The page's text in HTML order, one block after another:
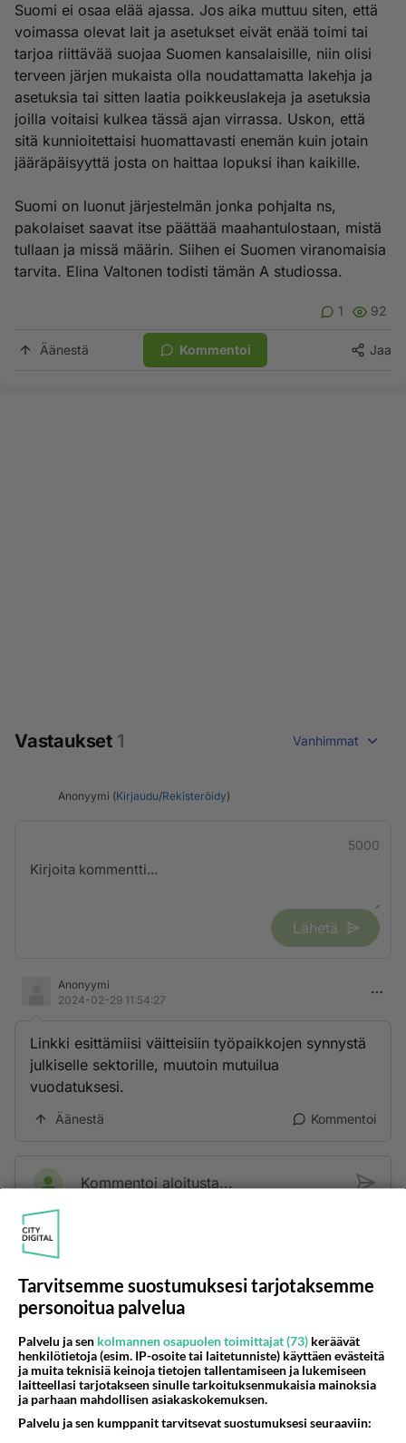
Suomi ei osaa elää ajassa. Jos aika muttuu siten, että
voimassa olevat lait ja asetukset eivät enää toimi tai
tarjoa riittävää suojaa Suomen kansalaisille, niin olisi
terveen järjen mukaista olla noudattamatta lakehja ja
asetuksia tai sitten laatia poikkeuslakeja ja asetuksia
joilla voitaisi kulkea tässä ajan virrassa. Uskon, että
sitä kunnioitettaisi huomattavasti enemän kuin jotain
jääräpäisyyttä josta on haittaa lopuksi ihan kaikille.
Suomi on luonut järjestelmän jonka pohjalta ns,
pakolaiset saavat itse päättää maahantulostaan, mistä
tullaan ja missä määrin. Siihen ei Suomen viranomaisia
tarvita. Elina Valtonen todisti tämän A studiossa.
1 92
Äänestä Kommentoi Jaa
Vastaukset 1 Vanhimmat
Anonyymi (Kirjaudu/Rekisteröidy)
5000
Lähetä
Anonyymi
2024-02-29 11:54:27
Linkki esittämiisi väitteisiin työpaikkojen synnystä
julkiselle sektorille, muutoin mutuilua
vuodatuksesi.
Äänestä Kommentoi
Kommentoi aloitusta...
Takaisin ylös
LUETUIMMAT KESKUSTELUT
PÄIVÄ VIIKKO KUUKAUSI
Mitä tuot pöytään parisuhteessa?
Siinäpä se kysymys on otsikossa. Mitäpä siis tuot/toisit pöytään parisuhteessa? Oletko mies vai nainen? Koetko sen mitä
1728
Tarvitsemme suostumuksesi tarjotaksemme
personoitua palvelua
Palvelu ja sen kolmannen osapuolen toimittajat (73) keräävät
henkilötietoja (esim. IP-osoite tai laitetunniste) käyttäen evästeitä
ja muita teknisiä keinoja tietojen tallentamiseen ja lukemiseen
laitteellasi tarjotakseen sinulle tarkoituksenmukaisia mainoksia
ja parhaan mahdollisen asiakaskokemuksen.
Palvelu ja sen kumppanit tarvitsevat suostumuksesi seuraaviin: